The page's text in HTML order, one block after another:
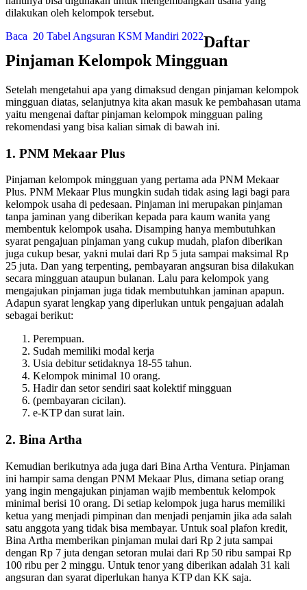
dilakukan oleh kelompok tersebut.
Baca 20 Tabel Angsuran KSM Mandiri 2022Daftar
Pinjaman Kelompok Mingguan
Setelah mengetahui apa yang dimaksud dengan pinjaman kelompok
mingguan diatas, selanjutnya kita akan masuk ke pembahasan utama
yaitu mengenai daftar pinjaman kelompok mingguan paling
rekomendasi yang bisa kalian simak di bawah ini.
1. PNM Mekaar Plus
Pinjaman kelompok mingguan yang pertama ada PNM Mekaar
Plus. PNM Mekaar Plus mungkin sudah tidak asing lagi bagi para
kelompok usaha di pedesaan. Pinjaman ini merupakan pinjaman
tanpa jaminan yang diberikan kepada para kaum wanita yang
membentuk kelompok usaha. Disamping hanya membutuhkan
syarat pengajuan pinjaman yang cukup mudah, plafon diberikan
juga cukup besar, yakni mulai dari Rp 5 juta sampai maksimal Rp
25 juta. Dan yang terpenting, pembayaran angsuran bisa dilakukan
secara mingguan ataupun bulanan. Lalu para kelompok yang
mengajukan pinjaman juga tidak membutuhkan jaminan apapun.
Adapun syarat lengkap yang diperlukan untuk pengajuan adalah
sebagai berikut:
Perempuan.
Sudah memiliki modal kerja
Usia debitur setidaknya 18-55 tahun.
Kelompok minimal 10 orang.
Hadir dan setor sendiri saat kolektif mingguan
(pembayaran cicilan).
e-KTP dan surat lain.
2. Bina Artha
Kemudian berikutnya ada juga dari Bina Artha Ventura. Pinjaman
ini hampir sama dengan PNM Mekaar Plus, dimana setiap orang
yang ingin mengajukan pinjaman wajib membentuk kelompok
minimal berisi 10 orang. Di setiap kelompok juga harus memiliki
ketua yang menjadi pimpinan dan menjadi penjamin jika ada salah
satu anggota yang tidak bisa membayar. Untuk soal plafon kredit,
Bina Artha memberikan pinjaman mulai dari Rp 2 juta sampai
dengan Rp 7 juta dengan setoran mulai dari Rp 50 ribu sampai Rp
100 ribu per 2 minggu. Untuk tenor yang diberikan adalah 31 kali
angsuran dan syarat diperlukan hanya KTP dan KK saja.